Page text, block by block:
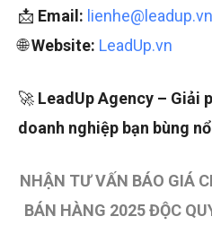
📩 Email: lienhe@leadup.vn
🌐Website: LeadUp.vn
🚀 LeadUp Agency – Giải
doanh nghiệp bạn bùng
NHẬN TƯ VẤN BÁO GIÁ
BÁN HÀNG 2025 ĐỘC